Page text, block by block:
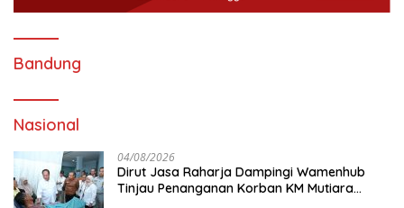
Bandung
Nasional
04/08/2026
Dirut Jasa Raharja Dampingi Wamenhub
Tinjau Penanganan Korban KM Mutiara